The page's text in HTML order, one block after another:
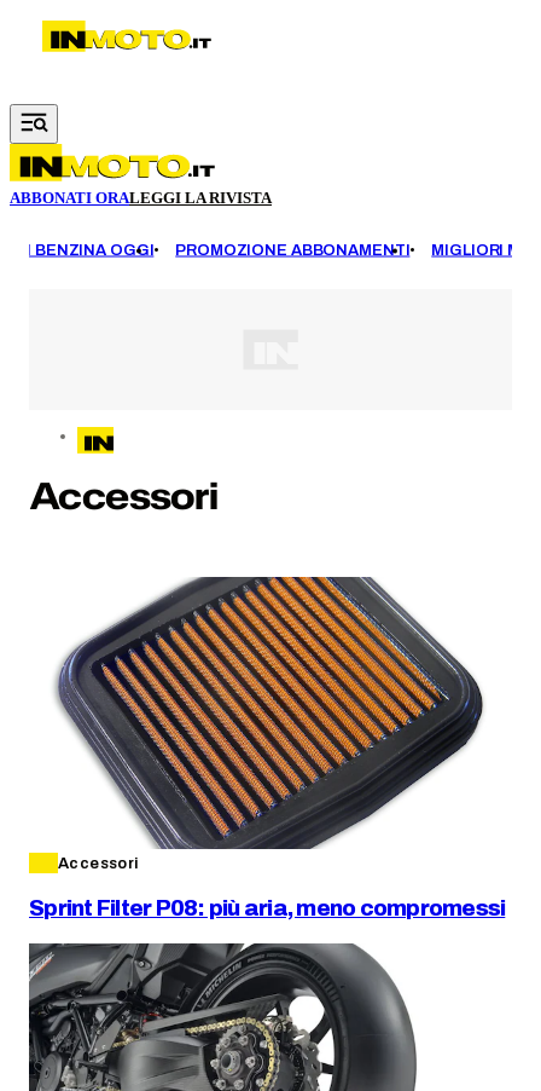
Vai al contenuto principale
ABBONATI ORALEGGI LA RIVISTA
BENZINA OGGI PROMOZIONE ABBONAMENTI MIGLIORI
Accessori
Accessori
Sprint Filter P08: più aria, meno compromessi